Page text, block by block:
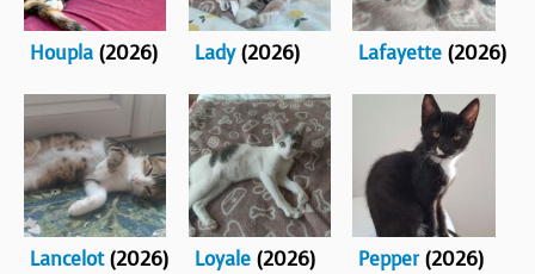
Houpla (2026) Lady (2026) Lafayette (2026)
Lancelot (2026) Loyale (2026) Pepper (2026)